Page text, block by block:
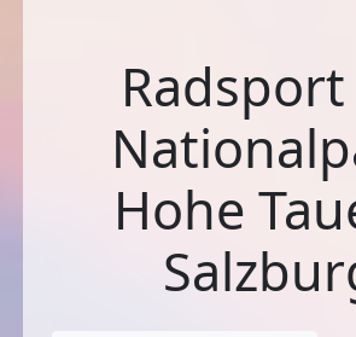
Hohe